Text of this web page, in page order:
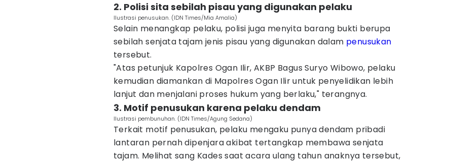
2. Polisi sita sebilah pisau yang digunakan pelaku
Ilustrasi penusukan. (IDN Times/Mia Amalia)
Selain menangkap pelaku, polisi juga menyita barang bukti berupa
sebilah senjata tajam jenis pisau yang digunakan dalam penusukan
tersebut.
"Atas petunjuk Kapolres Ogan Ilir, AKBP Bagus Suryo Wibowo, pelaku
kemudian diamankan di Mapolres Ogan Ilir untuk penyelidikan lebih
lanjut dan menjalani proses hukum yang berlaku," terangnya.
3. Motif penusukan karena pelaku dendam
Ilustrasi pembunuhan. (IDN Times/Agung Sedana)
Terkait motif penusukan, pelaku mengaku punya dendam pribadi
lantaran pernah dipenjara akibat tertangkap membawa senjata
tajam. Melihat sang Kades saat acara ulang tahun anaknya tersebut,